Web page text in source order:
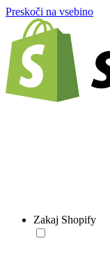
Preskoči na vsebino
Zakaj Shopify